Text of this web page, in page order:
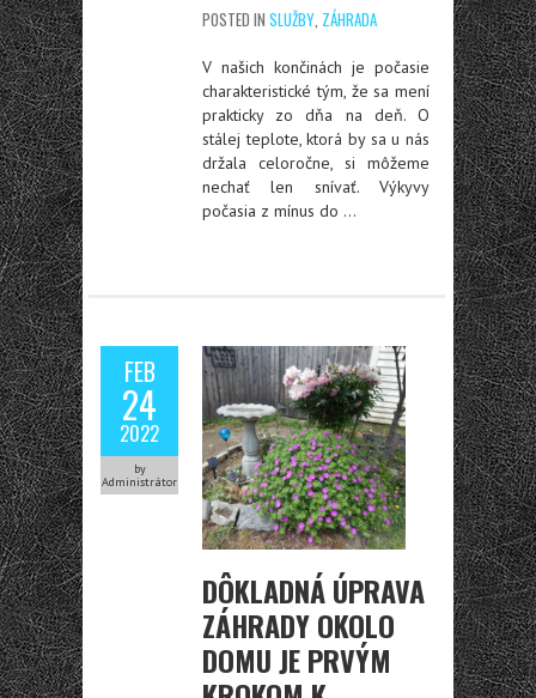
POSTED IN SLUŽBY, ZÁHRADA
V našich končinách je počasie
charakteristické tým, že sa mení
prakticky zo dňa na deň. O
stálej teplote, ktorá by sa u nás
držala celoročne, si môžeme
nechať len snívať. Výkyvy
počasia z mínus do …
FEB
24
2022
by
Administrátor
DÔKLADNÁ ÚPRAVA
ZÁHRADY OKOLO
DOMU JE PRVÝM